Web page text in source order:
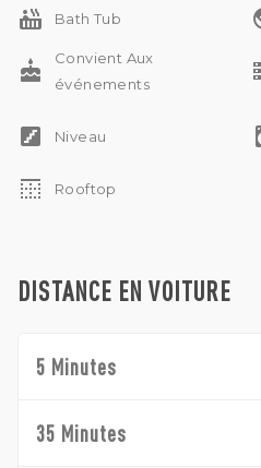
hot_tub Bath Tub
cake
Convient Aux
événements
stairs Niveau
border_top Rooftop
DISTANCE EN VOITURE
5 Minutes
35 Minutes